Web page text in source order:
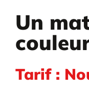
Un
Tarif :